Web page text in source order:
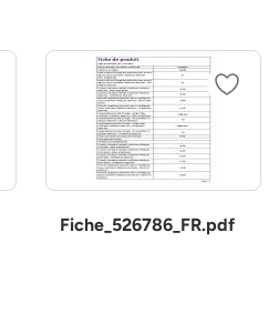
Fiche_526786_FR.pdf